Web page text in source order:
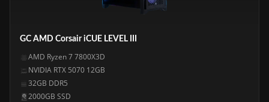
GC AMD Corsair iCUE LEVEL III
AMD Ryzen 7 7800X3D
NVIDIA RTX 5070 12GB
32GB DDR5
2000GB SSD